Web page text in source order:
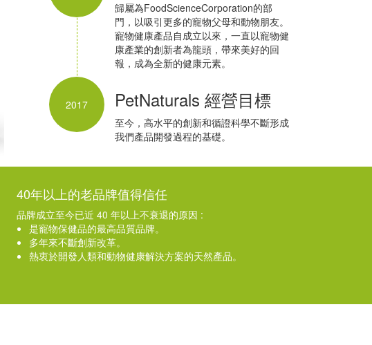
歸屬為FoodScienceCorporation的部
門，以吸引更多的寵物父母和動物朋友。
寵物健康產品自成立以來，一直以寵物健
康產業的創新者為龍頭，帶來美好的回
報，成為全新的健康元素。
2017 PetNaturals 經營目標
至今，高水平的創新和循證科學不斷形成
我們產品開發過程的基礎。
40年以上的老品牌值得信任
品牌成立至今已近 40 年以上不衰退的原因 :
是寵物保健品的最高品質品牌。
多年來不斷創新改革。
熱衷於開發人類和動物健康解決方案的天然產品。